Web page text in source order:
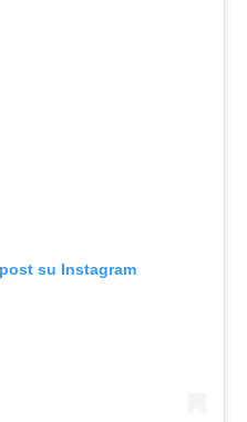
su Instagram